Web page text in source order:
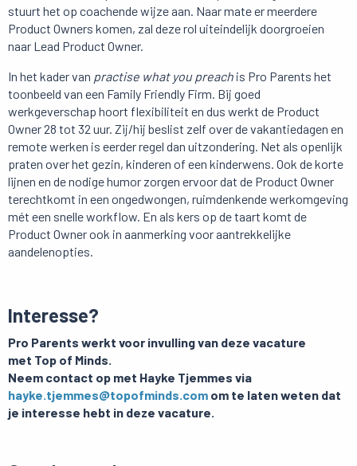
stuurt het op coachende wijze aan. Naar mate er meerdere
Product Owners komen, zal deze rol uiteindelijk doorgroeien
naar Lead Product Owner.
In het kader van practise what you preach is Pro Parents het
toonbeeld van een Family Friendly Firm. Bij goed
werkgeverschap hoort flexibiliteit en dus werkt de Product
Owner 28 tot 32 uur. Zij/hij beslist zelf over de vakantiedagen en
remote werken is eerder regel dan uitzondering. Net als openlijk
praten over het gezin, kinderen of een kinderwens. Ook de korte
lijnen en de nodige humor zorgen ervoor dat de Product Owner
terechtkomt in een ongedwongen, ruimdenkende werkomgeving
mét een snelle workflow. En als kers op de taart komt de
Product Owner ook in aanmerking voor aantrekkelijke
aandelenopties.
Interesse?
Pro Parents werkt voor invulling van deze vacature
met Top of Minds.
Neem contact op met Hayke Tjemmes via
hayke.tjemmes@topofminds.com om te laten weten dat
je interesse hebt in deze vacature.